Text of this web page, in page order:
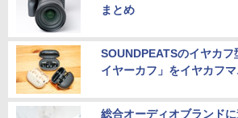
まとめ
SOUNDPEATSのイヤカ
イヤーカフ」をイヤカフ
総合オーディオブランド